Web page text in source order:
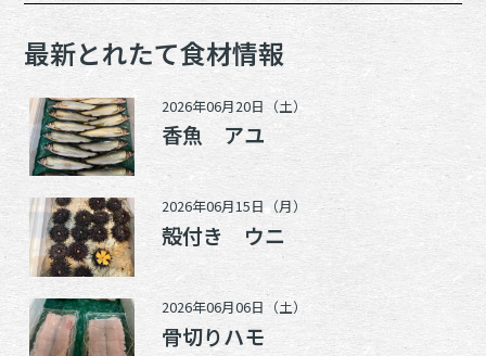
最新とれたて食材情報
2026年06月20日（土）
香魚 アユ
2026年06月15日（月）
殻付き ウニ
2026年06月06日（土）
骨切りハモ